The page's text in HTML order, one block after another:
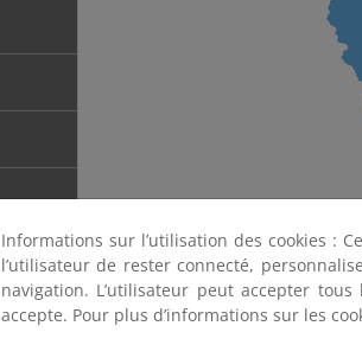
Rivera del Coladero
Informations sur l’utilisation des cookies :
l’utilisateur de rester connecté,
navigation. L’utilisateur peut accepter
accepte. Pour plus d’informations sur les